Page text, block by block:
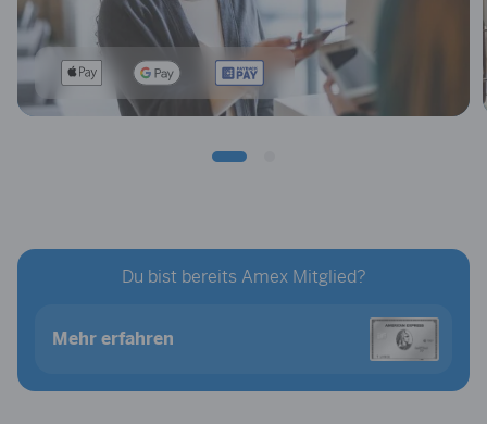
Du bist bereits Amex Mitglied?
Mehr erfahren